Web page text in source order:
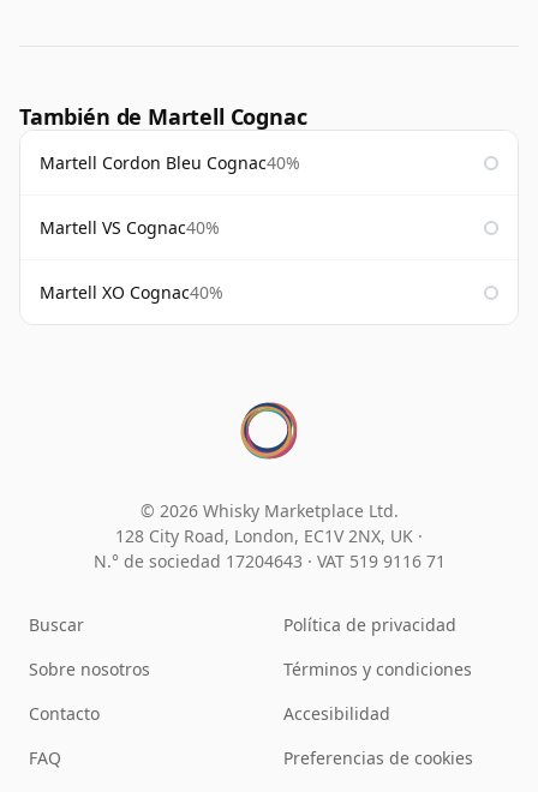
También de Martell Cognac
Martell Cordon Bleu Cognac40%
Martell VS Cognac40%
Martell XO Cognac40%
© 2026 Whisky Marketplace Ltd.
128 City Road, London, EC1V 2NX, UK ·
N.° de sociedad 17204643 · VAT 519 9116 71
Buscar
Sobre nosotros
Contacto
FAQ
Política de privacidad
Términos y condiciones
Accesibilidad
Preferencias de cookies